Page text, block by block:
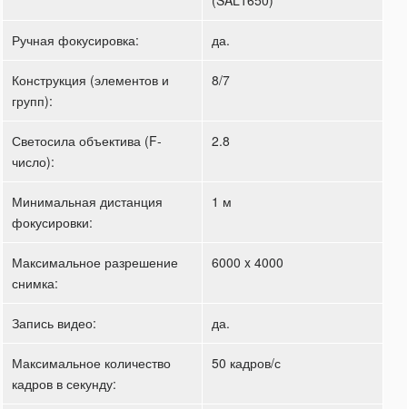
Ручная фокусировка: да.
Конструкция (элементов и
групп):
8/7
Светосила объектива (F-
число):
2.8
Минимальная дистанция
фокусировки:
1 м
Максимальное разрешение
снимка:
6000 x 4000
Запись видео: да.
Максимальное количество
кадров в секунду:
50 кадров/с